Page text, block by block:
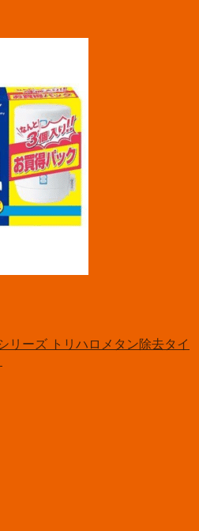
リーズ トリハロメタン除去タイ